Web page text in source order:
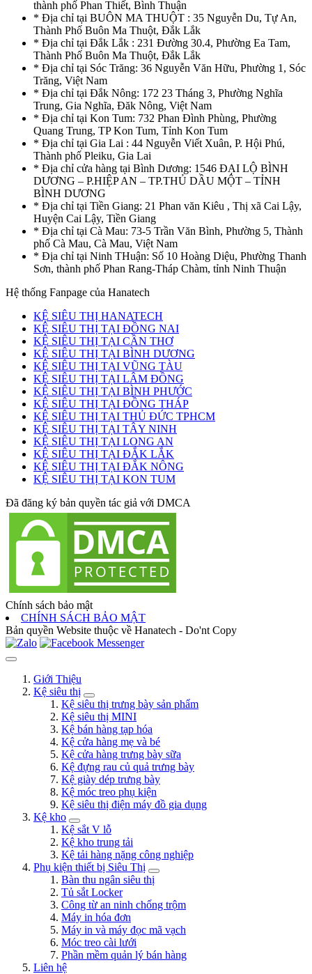
thành phố Phan Thiết, Bình Thuận
* Địa chỉ tại BUÔN MA THUỘT : 35 Nguyễn Du, Tự An,
Thành Phố Buôn Ma Thuột, Đắk Lắk
* Địa chỉ tại Đắk Lắk : 231 Đường 30.4, Phường Ea Tam,
Thành Phố Buôn Ma Thuột, Đắk Lắk
* Địa chỉ tại Sóc Trăng: 36 Nguyễn Văn Hữu, Phường 1, Sóc
Trăng, Việt Nam
* Địa chỉ tại Đắk Nông: 172 23 Tháng 3, Phường Nghĩa
Trung, Gia Nghĩa, Đăk Nông, Việt Nam
* Địa chỉ tại Kon Tum: 732 Phan Đình Phùng, Phường
Quang Trung, TP Kon Tum, Tỉnh Kon Tum
* Địa chỉ tại Gia Lai : 44 Nguyễn Viết Xuân, P. Hội Phú,
Thành phố Pleiku, Gia Lai
* Địa chỉ cửa hàng tại Bình Dương: 1546 ĐẠI LỘ BÌNH
DƯƠNG – P.HIỆP AN – TP.THỦ DẦU MỘT – TỈNH
BÌNH DƯƠNG
* Địa chỉ tại Tiền Giang: 21 Phan văn Kiêu , Thị xã Cai Lậy,
Huyện Cai Lậy, Tiền Giang
* Địa chỉ tại Cà Mau: 73-5 Trần Văn Bình, Phường 5, Thành
phố Cà Mau, Cà Mau, Việt Nam
* Địa chỉ tại Ninh THuận: Số 10 Hoàng Diệu, Phường Thanh
Sơn, thành phố Phan Rang-Tháp Chàm, tỉnh Ninh Thuận
Hệ thống Fanpage của Hanatech
KỆ SIÊU THỊ HANATECH
KỆ SIÊU THỊ TẠI ĐỒNG NAI
KỆ SIÊU THỊ TẠI CẦN THƠ
KỆ SIÊU THỊ TẠI BÌNH DƯƠNG
KỆ SIÊU THỊ TẠI VŨNG TÀU
KỆ SIÊU THỊ TẠI LÂM ĐỒNG
KỆ SIÊU THỊ TẠI BÌNH PHƯỚC
KỆ SIÊU THỊ TẠI ĐỒNG THÁP
KỆ SIÊU THỊ TẠI THỦ ĐỨC TPHCM
KỆ SIÊU THỊ TẠI TÂY NINH
KỆ SIÊU THỊ TẠI LONG AN
KỆ SIÊU THỊ TẠI ĐẮK LẮK
KỆ SIÊU THỊ TẠI ĐẮK NÔNG
KỆ SIÊU THỊ TẠI KON TUM
Đã đăng ký bản quyền tác giả với DMCA
Chính sách bảo mật
CHÍNH SÁCH BẢO MẬT
Bản quyền Website thuộc về Hanatech - Do'nt Copy
Giới Thiệu
Kệ siêu thị
Kệ siêu thị trưng bày sản phẩm
Kệ siêu thị MINI
Kệ bán hàng tạp hóa
Kệ cửa hàng mẹ và bé
Kệ cửa hàng trưng bày sữa
Kệ đựng rau củ quả trưng bày
Kệ giày dép trưng bày
Kệ móc treo phụ kiện
Kệ siêu thị điện máy đồ gia dụng
Kệ kho
Kệ sắt V lỗ
Kệ kho trung tải
Kệ tải hàng nặng công nghiệp
Phụ kiện thiết bị Siêu Thị
Bàn thu ngân siêu thị
Tủ sắt Locker
Công từ an ninh chống trộm
Máy in hóa đơn
Máy in và máy đọc mã vạch
Móc treo cài lưới
Phần mềm quản lý bán hàng
Liên hệ